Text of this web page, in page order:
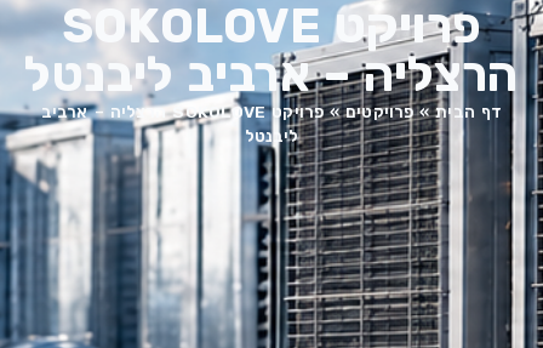
פרויקט SOKOLOVE
הרצליה – ארביב ליבנטל
דף הבית»פרויקטים»
פרויקט SOKOLOVE הרצליה – ארביב
ליבנטל